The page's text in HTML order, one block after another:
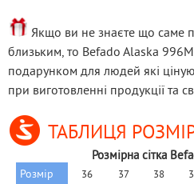
Якщо ви не знаєте що саме
близьким, то Befado Alaska
подарунком для людей які
при виготовленні продукції та
ТАБЛИЦЯ
Розмірна сітка
Розмір 36 37 38